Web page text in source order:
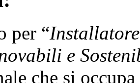
per “
e
che si